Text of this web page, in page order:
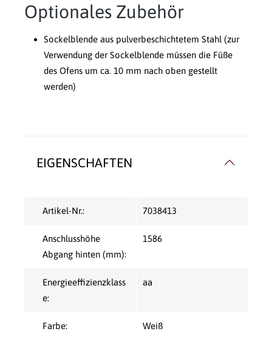
Optionales Zubehör
Sockelblende aus pulverbeschichtetem Stahl (zur
Verwendung der Sockelblende müssen die Füße
des Ofens um ca. 10 mm nach oben gestellt
werden)
EIGENSCHAFTEN
Artikel-Nr.: 7038413
Anschlusshöhe
Abgang hinten (mm):
1586
Energieeffizienzklass
e:
aa
Farbe: Weiß